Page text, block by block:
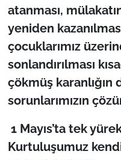
atanması,
yeniden
çocuklarımız
sonlandırılması
çökmüş karanlığın
sorunlarımızın
1 Mayıs’ta tek
Kurtuluşumuz